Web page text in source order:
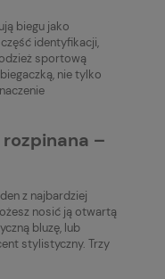
biegu jako
identyfikacji,
sportową
nie tylko
–
z najbardziej
nosić ją otwartą
bluzę, lub
stylistyczny. Trzy